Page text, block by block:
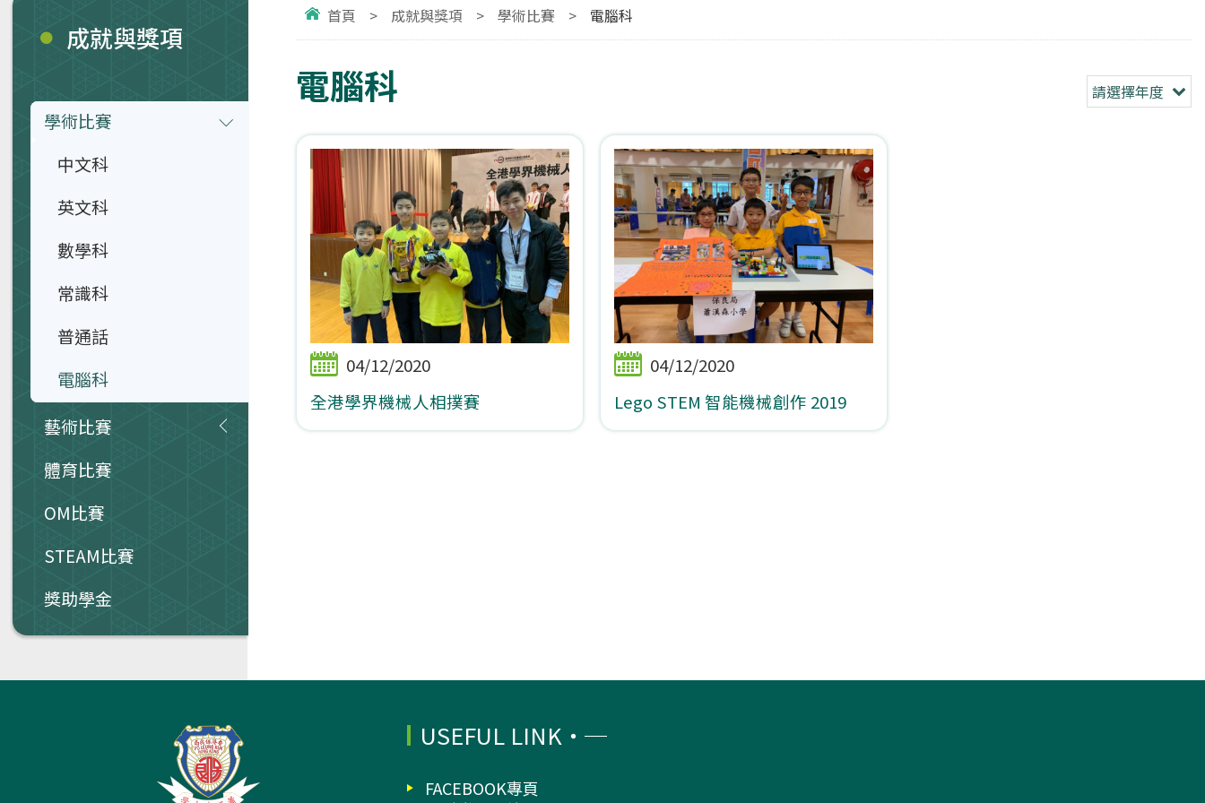
首頁 > 成就與獎項 > 學術比賽 > 電腦科
電腦科 請選擇年度
04/12/2020
全港學界機械人相撲賽
04/12/2020
Lego STEM 智能機械創作 2019
成就與獎項
學術比賽
中文科
英文科
數學科
常識科
普通話
電腦科
藝術比賽
體育比賽
OM比賽
STEAM比賽
獎助學金
USEFUL LINK
FACEBOOK專頁